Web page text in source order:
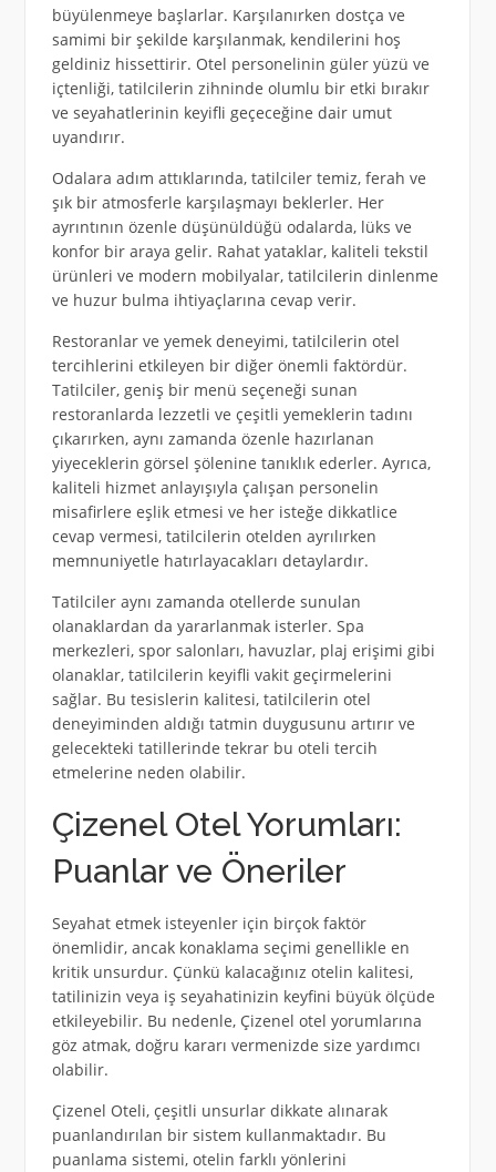
büyülenmeye başlarlar. Karşılanırken dostça ve
samimi bir şekilde karşılanmak, kendilerini hoş
geldiniz hissettirir. Otel personelinin güler yüzü ve
içtenliği, tatilcilerin zihninde olumlu bir etki bırakır
ve seyahatlerinin keyifli geçeceğine dair umut
uyandırır.
Odalara adım attıklarında, tatilciler temiz, ferah ve
şık bir atmosferle karşılaşmayı beklerler. Her
ayrıntının özenle düşünüldüğü odalarda, lüks ve
konfor bir araya gelir. Rahat yataklar, kaliteli tekstil
ürünleri ve modern mobilyalar, tatilcilerin dinlenme
ve huzur bulma ihtiyaçlarına cevap verir.
Restoranlar ve yemek deneyimi, tatilcilerin otel
tercihlerini etkileyen bir diğer önemli faktördür.
Tatilciler, geniş bir menü seçeneği sunan
restoranlarda lezzetli ve çeşitli yemeklerin tadını
çıkarırken, aynı zamanda özenle hazırlanan
yiyeceklerin görsel şölenine tanıklık ederler. Ayrıca,
kaliteli hizmet anlayışıyla çalışan personelin
misafirlere eşlik etmesi ve her isteğe dikkatlice
cevap vermesi, tatilcilerin otelden ayrılırken
memnuniyetle hatırlayacakları detaylardır.
Tatilciler aynı zamanda otellerde sunulan
olanaklardan da yararlanmak isterler. Spa
merkezleri, spor salonları, havuzlar, plaj erişimi gibi
olanaklar, tatilcilerin keyifli vakit geçirmelerini
sağlar. Bu tesislerin kalitesi, tatilcilerin otel
deneyiminden aldığı tatmin duygusunu artırır ve
gelecekteki tatillerinde tekrar bu oteli tercih
etmelerine neden olabilir.
Çizenel Otel Yorumları:
Puanlar ve Öneriler
Seyahat etmek isteyenler için birçok faktör
önemlidir, ancak konaklama seçimi genellikle en
kritik unsurdur. Çünkü kalacağınız otelin kalitesi,
tatilinizin veya iş seyahatinizin keyfini büyük ölçüde
etkileyebilir. Bu nedenle, Çizenel otel yorumlarına
göz atmak, doğru kararı vermenizde size yardımcı
olabilir.
Çizenel Oteli, çeşitli unsurlar dikkate alınarak
puanlandırılan bir sistem kullanmaktadır. Bu
puanlama sistemi, otelin farklı yönlerini